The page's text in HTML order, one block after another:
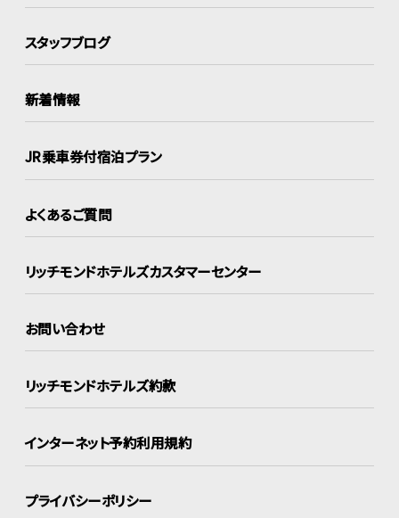
スタッフブログ
新着情報
JR乗車券付宿泊プラン
よくあるご質問
リッチモンドホテルズカスタマーセンター
お問い合わせ
リッチモンドホテルズ約款
インターネット予約利用規約
プライバシーポリシー